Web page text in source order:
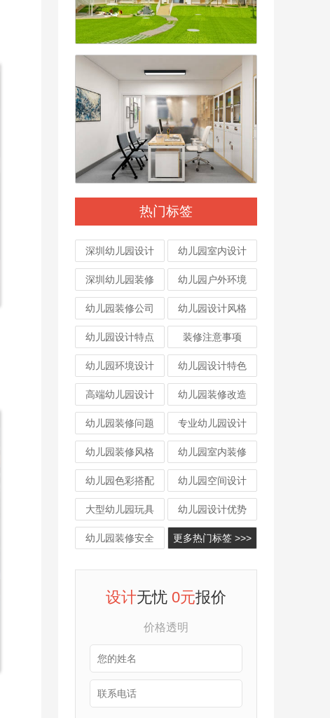
热门标签
深圳幼儿园设计 幼儿园室内设计
深圳幼儿园装修 幼儿园户外环境
幼儿园装修公司 幼儿园设计风格
幼儿园设计特点 装修注意事项
幼儿园环境设计 幼儿园设计特色
高端幼儿园设计 幼儿园装修改造
幼儿园装修问题 专业幼儿园设计
幼儿园装修风格 幼儿园室内装修
幼儿园色彩搭配 幼儿园空间设计
大型幼儿园玩具 幼儿园设计优势
幼儿园装修安全 更多热门标签 >>>
设计无忧0元报价
价格透明